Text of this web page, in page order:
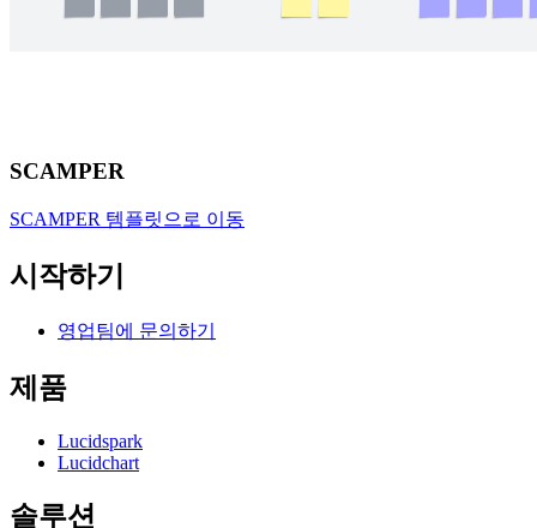
SCAMPER
SCAMPER 템플릿으로 이동
시작하기
영업팀에 문의하기
제품
Lucidspark
Lucidchart
솔루션